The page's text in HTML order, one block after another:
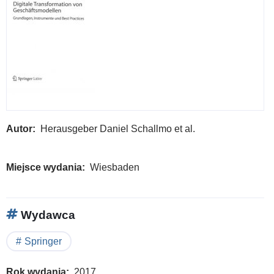
Autor Herausgeber Daniel Schallmo et al.
Miejsce wydania Wiesbaden
Wydawca
Springer
Rok wydania 2017